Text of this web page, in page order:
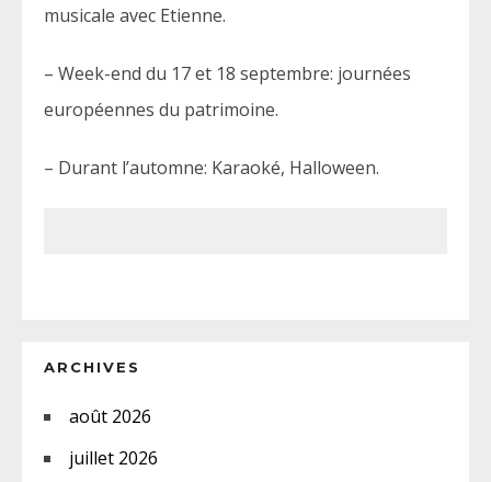
musicale avec Etienne.
– Week-end du 17 et 18 septembre: journées
européennes du patrimoine.
– Durant l’automne: Karaoké, Halloween.
ARCHIVES
août 2026
juillet 2026